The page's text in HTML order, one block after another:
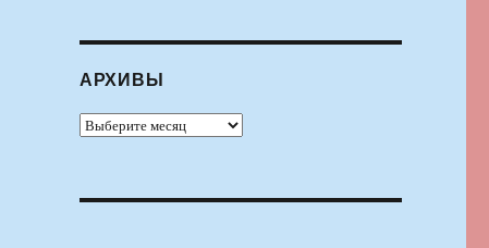
АРХИВЫ
Архивы